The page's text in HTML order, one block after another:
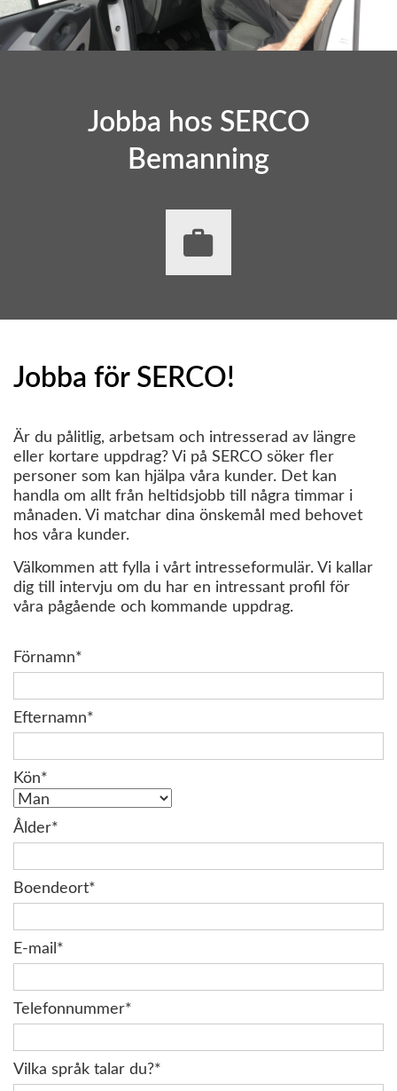
Jobba hos SERCO
Bemanning
Jobba för SERCO!
Är du pålitlig, arbetsam och intresserad av längre
eller kortare uppdrag? Vi på SERCO söker fler
personer som kan hjälpa våra kunder. Det kan
handla om allt från heltidsjobb till några timmar i
månaden. Vi matchar dina önskemål med behovet
hos våra kunder.
Välkommen att fylla i vårt intresseformulär. Vi kallar
dig till intervju om du har en intressant profil för
våra pågående och kommande uppdrag.
Förnamn*
Efternamn*
Kön*
Ålder*
Boendeort*
E-mail*
Telefonnummer*
Vilka språk talar du?*